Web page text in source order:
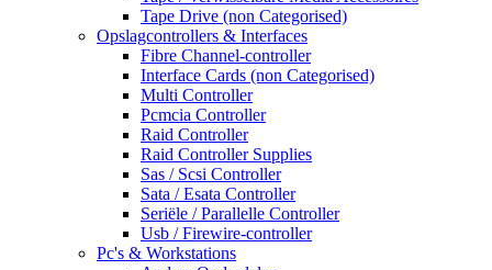
Tape Drive (non Categorised)
Opslagcontrollers & Interfaces
Fibre Channel-controller
Interface Cards (non Categorised)
Multi Controller
Pcmcia Controller
Raid Controller
Raid Controller Supplies
Sas / Scsi Controller
Sata / Esata Controller
Seriële / Parallelle Controller
Usb / Firewire-controller
Pc's & Workstations